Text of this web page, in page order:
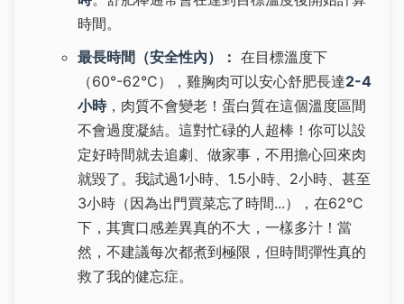
時間。
最長時間（安全性內）： 在目標溫度下
（60°-62°C），雞胸肉可以安心舒肥長達2-4
小時，肉質不會變老！蛋白質在這個溫度區間
不會過度凝結。這對忙碌的人超棒！你可以設
定好時間就去追劇、做家事，不用擔心回來肉
就毀了。我試過1小時、1.5小時、2小時、甚至
3小時（因為出門買菜忘了時間...），在62°C
下，其實口感差異真的不大，一樣多汁！當
然，不建議每次都煮到極限，但時間彈性真的
救了我的健忘症。